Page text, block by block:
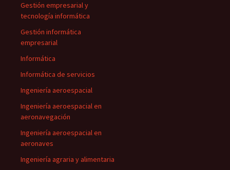
Gestión empresarial y
tecnología informática
Gestión informática
empresarial
Informática
Informática de servicios
Ingeniería aeroespacial
Ingeniería aeroespacial en
aeronavegación
Ingeniería aeroespacial en
aeronaves
Ingeniería agraria y alimentaria